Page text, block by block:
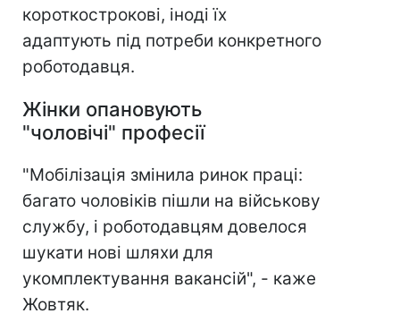
короткострокові, іноді їх
адаптують під потреби конкретного
роботодавця.
Жінки опановують
"чоловічі" професії
"Мобілізація змінила ринок праці:
багато чоловіків пішли на військову
службу, і роботодавцям довелося
шукати нові шляхи для
укомплектування вакансій", - каже
Жовтяк.